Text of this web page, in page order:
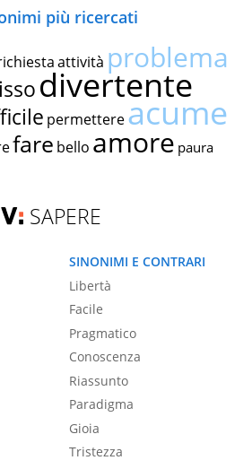
più ricercati
attività problema
divertente
permettereacume
fare bello amore paura
SAPERE
SINONIMI E CONTRARI
Libertà
Facile
Pragmatico
Conoscenza
Riassunto
Paradigma
Gioia
Tristezza